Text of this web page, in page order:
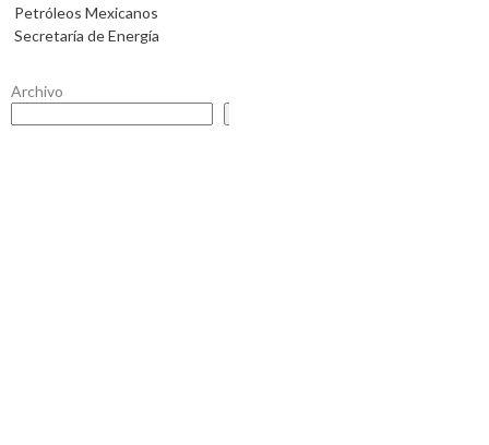
Petróleos Mexicanos
Secretaría de Energía
Archivo